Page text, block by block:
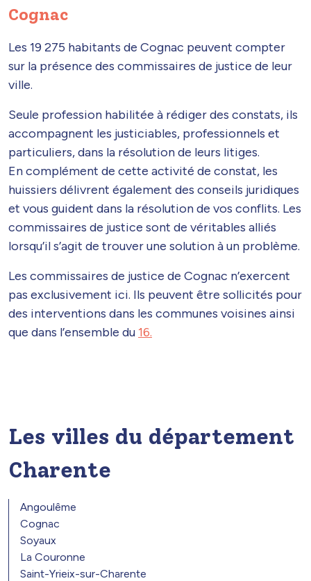
Cognac
Les 19 275 habitants de Cognac peuvent compter
sur la présence des commissaires de justice de leur
ville.
Seule profession habilitée à rédiger des constats, ils
accompagnent les justiciables, professionnels et
particuliers, dans la résolution de leurs litiges.
En complément de cette activité de constat, les
huissiers délivrent également des conseils juridiques
et vous guident dans la résolution de vos conflits. Les
commissaires de justice sont de véritables alliés
lorsqu’il s’agit de trouver une solution à un problème.
Les commissaires de justice de Cognac n’exercent
pas exclusivement ici. Ils peuvent être sollicités pour
des interventions dans les communes voisines ainsi
que dans l’ensemble du16.
Les villes du département
Charente
Angoulême
Cognac
Soyaux
La Couronne
Saint-Yrieix-sur-Charente